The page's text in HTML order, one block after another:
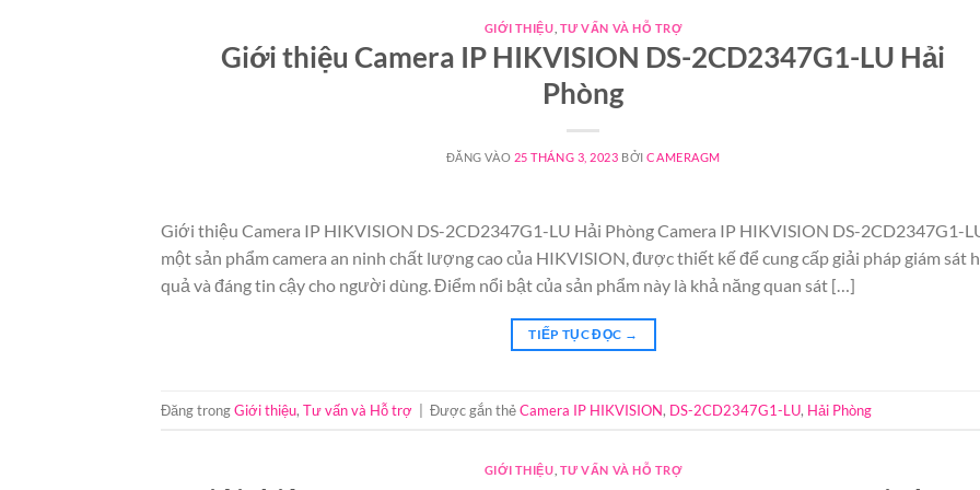
GIỚI THIỆU TƯ VẤN VÀ HỖ TRỢ
Giới thiệu Camera IP HIKVISION DS-2CD2347G1-LU Hải
Phòng
ĐĂNG VÀO 25 THÁNG 3, 2023 BỞICAMERAGM
Giới thiệu Camera IP HIKVISION DS-2CD2347G1-LU Hải Phòng Camera IP HIKVISION DS-2CD2347G1-
một sản phẩm camera an ninh chất lượng cao của HIKVISION, được thiết kế để cung cấp giải pháp giám sát
quả và đáng tin cậy cho người dùng. Điểm nổi bật của sản phẩm này là khả năng quan sát […]
TIẾP TỤC ĐỌC →
Đăng trongGiới thiệu, Tư vấn và Hỗ trợ Được gắn thẻCamera IP HIKVISION, DS-2CD2347G1-LU, Hải Phòng
GIỚI THIỆU TƯ VẤN VÀ HỖ TRỢ